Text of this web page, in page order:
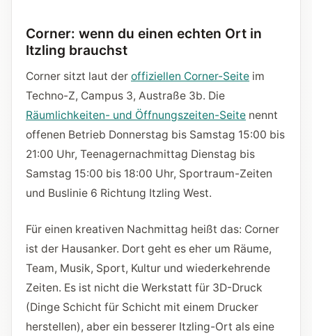
Corner: wenn du einen echten Ort in
Itzling brauchst
Corner sitzt laut der offiziellen Corner-Seite im
Techno-Z, Campus 3, Austraße 3b. Die
Räumlichkeiten- und Öffnungszeiten-Seite nennt
offenen Betrieb Donnerstag bis Samstag 15:00 bis
21:00 Uhr, Teenagernachmittag Dienstag bis
Samstag 15:00 bis 18:00 Uhr, Sportraum-Zeiten
und Buslinie 6 Richtung Itzling West.
Für einen kreativen Nachmittag heißt das: Corner
ist der Hausanker. Dort geht es eher um Räume,
Team, Musik, Sport, Kultur und wiederkehrende
Zeiten. Es ist nicht die Werkstatt für 3D-Druck
(Dinge Schicht für Schicht mit einem Drucker
herstellen), aber ein besserer Itzling-Ort als eine